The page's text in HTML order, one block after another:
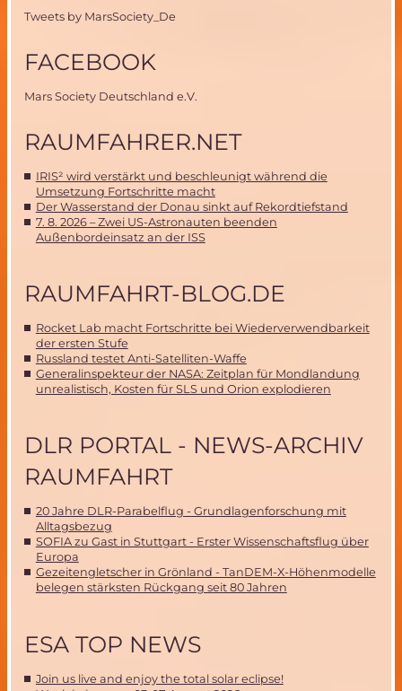
Tweets by MarsSociety_De
FACEBOOK
Mars Society Deutschland e.V.
RAUMFAHRER.NET
IRIS² wird verstärkt und beschleunigt während die
Umsetzung Fortschritte macht
Der Wasserstand der Donau sinkt auf Rekordtiefstand
7. 8. 2026 – Zwei US-Astronauten beenden
Außenbordeinsatz an der ISS
RAUMFAHRT-BLOG.DE
Rocket Lab macht Fortschritte bei Wiederverwendbarkeit
der ersten Stufe
Russland testet Anti-Satelliten-Waffe
Generalinspekteur der NASA: Zeitplan für Mondlandung
unrealistisch, Kosten für SLS und Orion explodieren
DLR PORTAL - NEWS-ARCHIV
RAUMFAHRT
20 Jahre DLR-Parabelflug - Grundlagenforschung mit
Alltagsbezug
SOFIA zu Gast in Stuttgart - Erster Wissenschaftsflug über
Europa
Gezeitengletscher in Grönland - TanDEM-X-Höhenmodelle
belegen stärksten Rückgang seit 80 Jahren
ESA TOP NEWS
Join us live and enjoy the total solar eclipse!